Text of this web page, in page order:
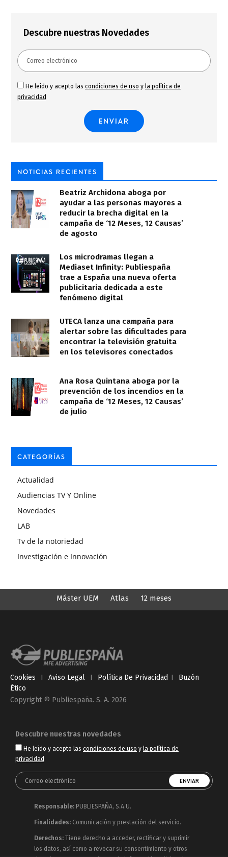
Descubre nuestras Novedades
He leído y acepto las condiciones de uso y la política de
privacidad
NOTICIAS RECIENTES
Beatriz Archidona aboga por
ayudar a las personas mayores a
reducir la brecha digital en la
campaña de ‘12 Meses, 12 Causas’
de agosto
Los microdramas llegan a
Mediaset Infinity: Publiespaña
trae a España una nueva oferta
publicitaria dedicada a este
fenómeno digital
UTECA lanza una campaña para
alertar sobre las dificultades para
encontrar la televisión gratuita
en los televisores conectados
Ana Rosa Quintana aboga por la
prevención de los incendios en la
campaña de ‘12 Meses, 12 Causas’
de julio
CATEGORÍAS
Actualidad
Audiencias TV Y Online
Novedades
LAB
Tv de la notoriedad
Investigación e Innovación
Máster UEM Atlas 12 meses
Cookies I Aviso Legal I Política De Privacidad I
Buzón
Ético
Copyright © Publiespaña. S. A. 2026
Descubre nuestras novedades
He leído y acepto las condiciones de uso y la política de
privacidad
Responsable: PUBLIESPAÑA, S.A.U.
Finalidades: Comunicación y prestación del servicio.
Derechos: Tiene derecho a acceder, rectificar y suprimir
los datos, así como a revocar su consentimiento y otros